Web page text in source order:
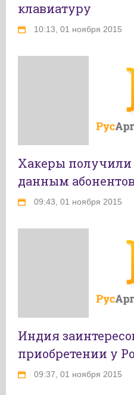
клавиатуру
10:13, 01 ноября 2015
Хакеры
данным
09:43, 01 ноября 2015
Индия
приобретении у
09:37, 01 ноября 2015